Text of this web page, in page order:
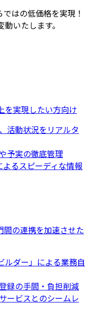
ではの低価格を実現！
いたします。
を実現したい方向け
活動状況をリアルタ
予実の徹底管理
るスピーディな情報
間の連携を加速させた
ルダー」による業務自
録の手間・負担削減
ービスとのシームレ